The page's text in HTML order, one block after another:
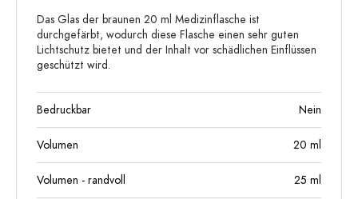
Das Glas der braunen 20 ml Medizinflasche ist
durchgefärbt, wodurch diese Flasche einen sehr guten
Lichtschutz bietet und der Inhalt vor schädlichen Einflüssen
geschützt wird.
Bedruckbar Nein
Volumen 20 ml
Volumen - randvoll 25 ml